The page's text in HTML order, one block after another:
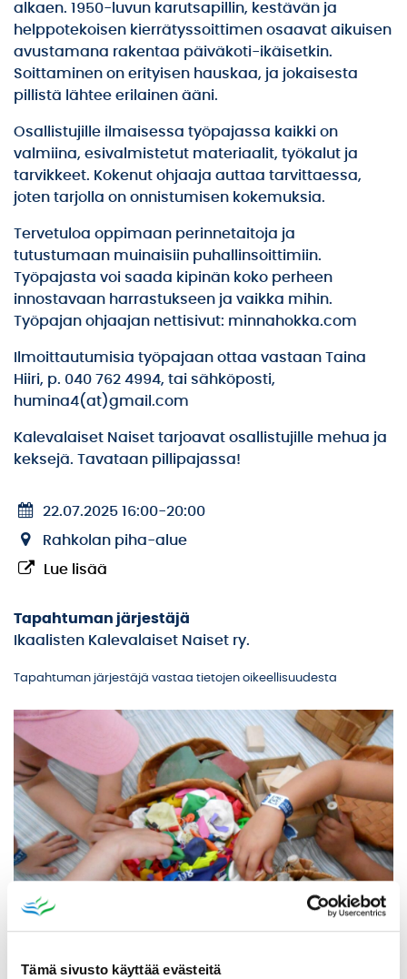
Tämä sivusto käyttää evästeitä
alkaen. 1950-luvun karutsapillin, kestävän ja
helppotekoisen kierrätyssoittimen osaavat aikuisen
avustamana rakentaa päiväkoti-ikäisetkin.
Soittaminen on erityisen hauskaa, ja jokaisesta
pillistä lähtee erilainen ääni.
Osallistujille ilmaisessa työpajassa kaikki on
valmiina, esivalmistetut materiaalit, työkalut ja
tarvikkeet. Kokenut ohjaaja auttaa tarvittaessa,
joten tarjolla on onnistumisen kokemuksia.
Tervetuloa oppimaan perinnetaitoja ja
tutustumaan muinaisiin puhallinsoittimiin.
Työpajasta voi saada kipinän koko perheen
innostavaan harrastukseen ja vaikka mihin.
Työpajan ohjaajan nettisivut: minnahokka.com
Ilmoittautumisia työpajaan ottaa vastaan Taina
Hiiri, p. 040 762 4994, tai sähköposti,
humina4(at)gmail.com
Kalevalaiset Naiset tarjoavat osallistujille mehua ja
keksejä. Tavataan pillipajassa!
22.07.2025 16:00-20:00
Rahkolan piha-alue
Lue lisää
Tapahtuman järjestäjä
Ikaalisten Kalevalaiset Naiset ry.
Tapahtuman järjestäjä vastaa tietojen oikeellisuudesta